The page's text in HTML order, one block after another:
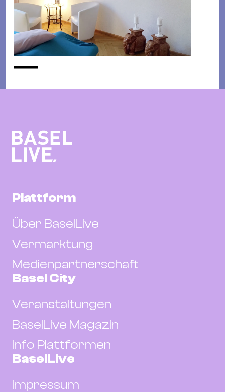
Plattform
Über BaselLive
Vermarktung
Medienpartnerschaft
Basel City
Veranstaltungen
BaselLive Magazin
Info Plattformen
BaselLive
Impressum